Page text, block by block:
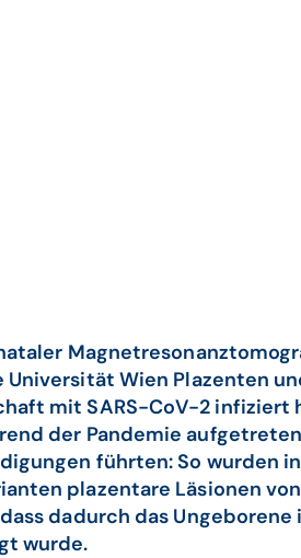
Universität Wien Plazenten
mit SARS-CoV-2 infiziert
der Pandemie
führten: So wurden
plazentare Läsionen
dadurch das
wurde.